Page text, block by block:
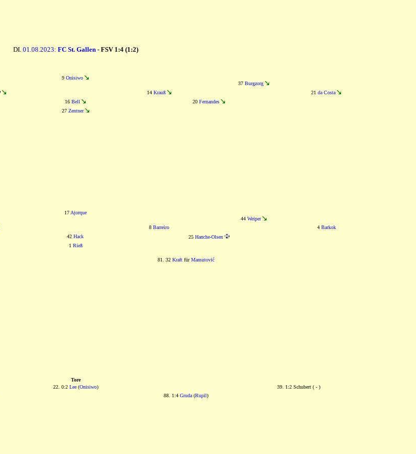
DI. 01.08.2023: FC St. Gallen- FSV 1:4 (1:2)
9 Onisiwo
37 Burgzorg
14 Krauß 21 da Costa
16 Bell 20 Fernandes
27 Zentner
17 Ajorque
44 Weiper
8 Barreiro 4 Barkok
42 Hack 25 Hanche-Olsen
1 Rieß
81. 32 KraftfürMamutović
Tore
22. 0:2 Lee(Onisiwo)
39. 1:2 Schubert ( - )
88. 1:4 Gruda(Rupil)